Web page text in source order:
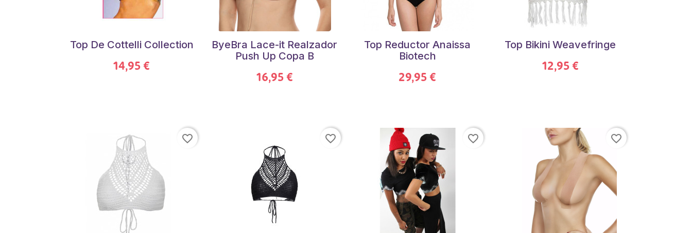
Top De Cottelli Collection
14,95 €
ByeBra Lace-it Realzador
Push Up Copa B
16,95 €
Top Reductor Anaissa
Biotech
29,95 €
Top Bikini Weavefringe
12,95 €
favorite_border favorite_border favorite_border favorite_border